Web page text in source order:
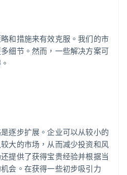
和措施来有效克服。我们的市
细节。然而，一些解决方案可
逐步扩展。企业可以从较小的
大的市场，从而减少投资和风
提供了获得宝贵经验并根据当
会。在获得一些初步吸引力